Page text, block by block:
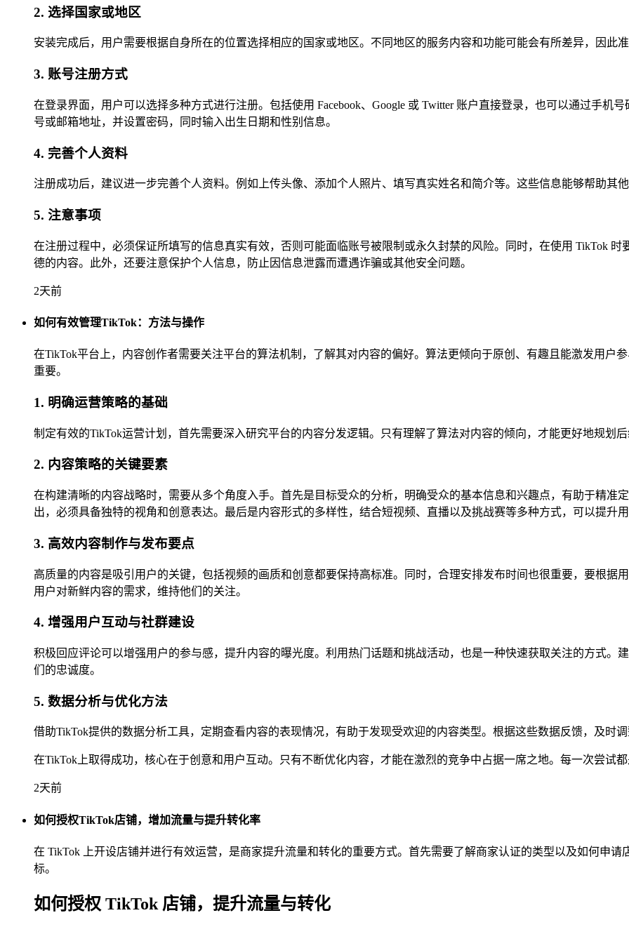
2. 选择国家或地区
安装完成后，用户需要根据自身所在的位置选择相应的国家或地区。不同地区的服务内容和功能可能会有所差异，因此
3. 账号注册方式
在登录界面，用户可以选择多种方式进行注册。包括使用 Facebook、Google 或 Twitter 账户直接登录，也可以通过手机
号或邮箱地址，并设置密码，同时输入出生日期和性别信息。
4. 完善个人资料
注册成功后，建议进一步完善个人资料。例如上传头像、添加个人照片、填写真实姓名和简介等。这些信息能够帮助其
5. 注意事项
在注册过程中，必须保证所填写的信息真实有效，否则可能面临账号被限制或永久封禁的风险。同时，在使用 TikTok
德的内容。此外，还要注意保护个人信息，防止因信息泄露而遭遇诈骗或其他安全问题。
2天前
如何有效管理TikTok：方法与操作
在TikTok平台上，内容创作者需要关注平台的算法机制，了解其对内容的偏好。算法更倾向于原创、有趣且能激发用户
重要。
1. 明确运营策略的基础
制定有效的TikTok运营计划，首先需要深入研究平台的内容分发逻辑。只有理解了算法对内容的倾向，才能更好地规划后
2. 内容策略的关键要素
在构建清晰的内容战略时，需要从多个角度入手。首先是目标受众的分析，明确受众的基本信息和兴趣点，有助于精准
出，必须具备独特的视角和创意表达。最后是内容形式的多样性，结合短视频、直播以及挑战赛等多种方式，可以提升用
3. 高效内容制作与发布要点
高质量的内容是吸引用户的关键，包括视频的画质和创意都要保持高标准。同时，合理安排发布时间也很重要，要根据
用户对新鲜内容的需求，维持他们的关注。
4. 增强用户互动与社群建设
积极回应评论可以增强用户的参与感，提升内容的曝光度。利用热门话题和挑战活动，也是一种快速获取关注的方式。
们的忠诚度。
5. 数据分析与优化方法
借助TikTok提供的数据分析工具，定期查看内容的表现情况，有助于发现受欢迎的内容类型。根据这些数据反馈，及时
在TikTok上取得成功，核心在于创意和用户互动。只有不断优化内容，才能在激烈的竞争中占据一席之地。每一次尝试
2天前
如何授权TikTok店铺，增加流量与提升转化率
在 TikTok 上开设店铺并进行有效运营，是商家提升流量和转化的重要方式。首先需要了解商家认证的类型以及如何申
标。
如何授权 TikTok 店铺，提升流量与转化